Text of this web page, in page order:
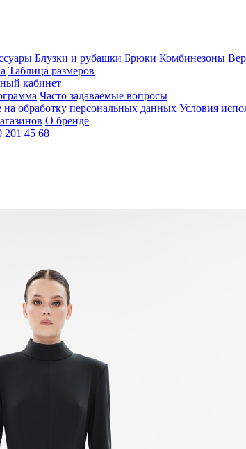
Блузки и рубашки Брюки Комбинезоны
Таблица размеров
кабинет
Часто задаваемые вопросы
обработку персональных данных Условия
О бренде
201 45 68